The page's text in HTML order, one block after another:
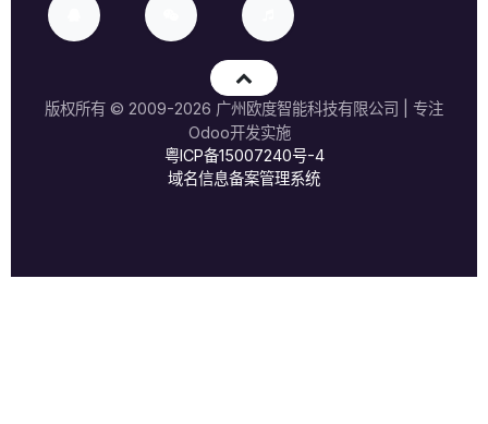
版权所有 © 2009-2026 广州欧度智能科技有限公司
| 专注
Odoo开发实施
粤ICP备15007240号-4
域名信息备案管理系统